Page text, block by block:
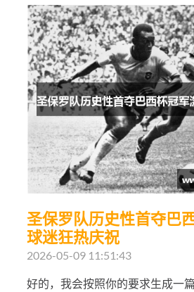
圣保罗队历史性首夺巴
球迷狂热庆祝
2026-05-09 11:51:43
好的，我会按照你的要求生成一